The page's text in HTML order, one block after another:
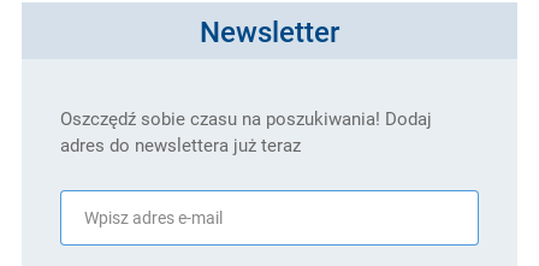
Newsletter
Oszczędź sobie czasu na poszukiwania! Dodaj
adres do newslettera już teraz